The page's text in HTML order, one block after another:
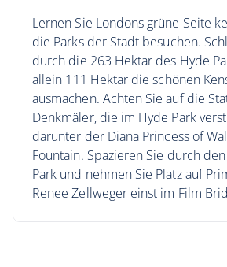
Lernen Sie Londons grüne Seite
die Parks der Stadt besuchen.
durch die 263 Hektar des Hyde
allein 111 Hektar die schönen
ausmachen. Achten Sie auf die
Denkmäler, die im Hyde Park
darunter der Diana Princess of
Fountain. Spazieren Sie durch
Park und nehmen Sie Platz auf
Renee Zellweger einst im Film